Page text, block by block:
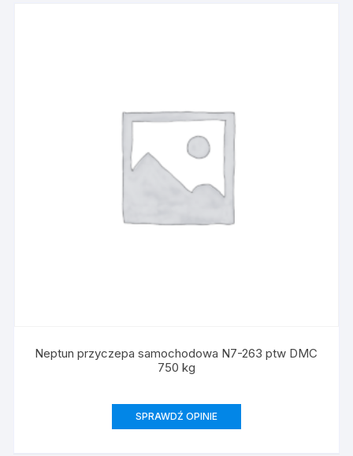
Neptun przyczepa samochodowa N7-263 ptw DMC
750 kg
SPRAWDŹ OPINIE